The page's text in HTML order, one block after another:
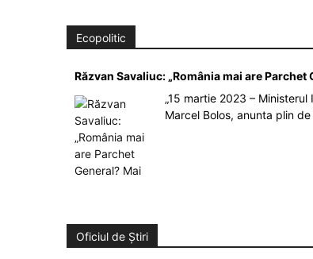
Ecopolitic
Răzvan Savaliuc: „România mai are
„15 martie 2023 –
Marcel Bolos, anunta plin
Oficiul de Știri